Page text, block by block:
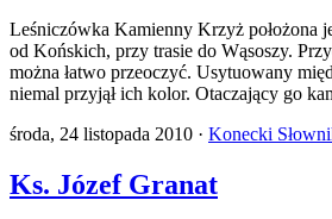
Leśniczówka Kamienny Krzyż położona
od Końskich, przy trasie do Wąsoszy.
można łatwo przeoczyć. Usytuowany
niemal przyjął ich kolor. Otaczający go
środa, 24 listopada 2010 · Konecki
Ks. Józef Granat